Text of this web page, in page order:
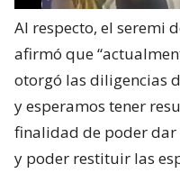
Al respecto, el seremi
afirmó que
otorgó las diligencias
y esperamos tener
finalidad de poder dar
y poder restituir las